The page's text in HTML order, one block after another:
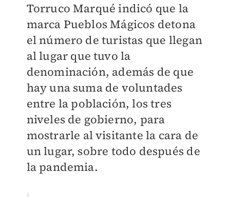
Torruco Marqué indicó que la
marca Pueblos Mágicos detona
el número de turistas que llegan
al lugar que tuvo la
denominación, además de que
hay una suma de voluntades
entre la población, los tres
niveles de gobierno, para
mostrarle al visitante la cara de
un lugar, sobre todo después de
la pandemia.